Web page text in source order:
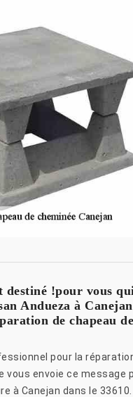
destiné !pour vous
Andueza à
de chapeau
pour la
vous envoie ce message
à Canejan dans le 33610.